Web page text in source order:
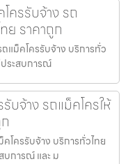
ครรับจ้าง รถ
ย ราคาถูก
ถแม็คโครรับจ้าง บริการทั่ว
ระสบการณ์
บจ้าง รถแม็คโครให้
คโครรับจ้าง บริการทั่วไทย
บการณ์ และ ม